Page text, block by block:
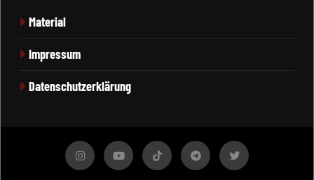
Material
Impressum
Datenschutzerklärung